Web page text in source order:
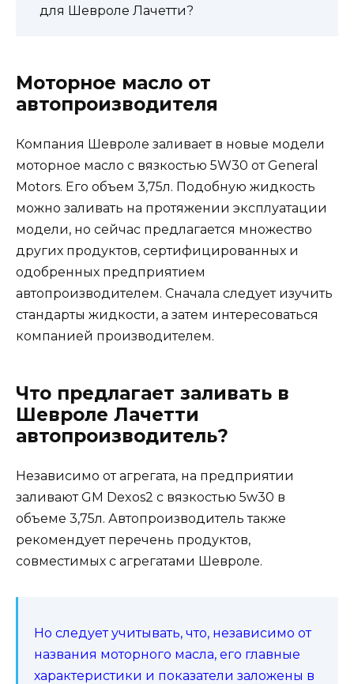
для Шевроле Лачетти?
Моторное масло от
автопроизводителя
Компания Шевроле заливает в новые модели
моторное масло с вязкостью 5W30 от General
Motors. Его объем 3,75л. Подобную жидкость
можно заливать на протяжении эксплуатации
модели, но сейчас предлагается множество
других продуктов, сертифицированных и
одобренных предприятием
автопроизводителем. Сначала следует изучить
стандарты жидкости, а затем интересоваться
компанией производителем.
Что предлагает заливать в
Шевроле Лачетти
автопроизводитель?
Независимо от агрегата, на предприятии
заливают GМ Dexos2 с вязкостью 5w30 в
объеме 3,75л. Автопроизводитель также
рекомендует перечень продуктов,
совместимых с агрегатами Шевроле.
Но следует учитывать, что, независимо от
названия моторного масла, его главные
характеристики и показатели заложены в